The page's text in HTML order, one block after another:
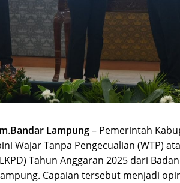
.Bandar Lampung– Pemerintah
Wajar Tanpa Pengecualian (WTP)
Tahun Anggaran 2025 dari
Capaian tersebut menjadi